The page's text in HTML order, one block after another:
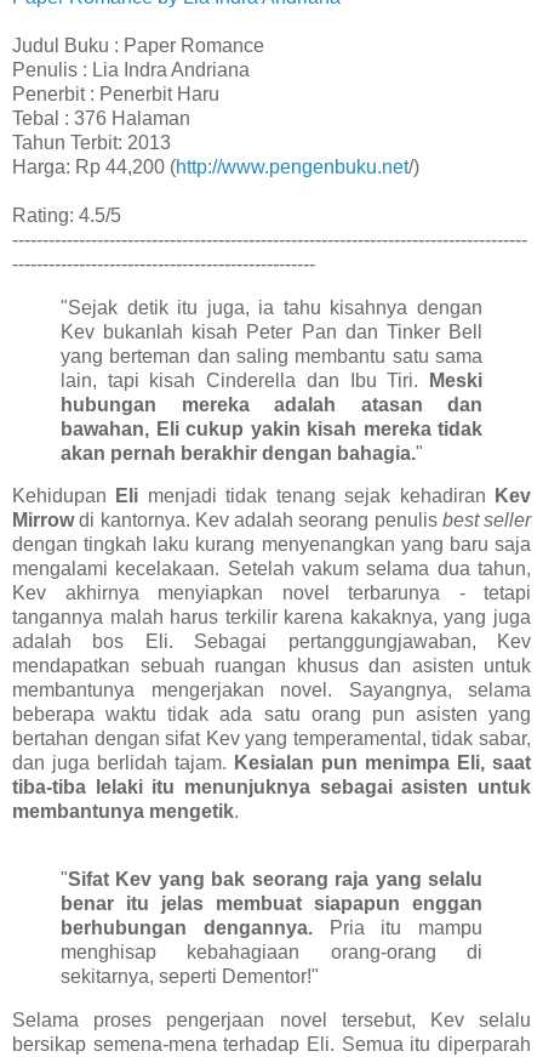
Judul Buku : Paper Romance
Penulis : Lia Indra Andriana
Penerbit : Penerbit Haru
Tebal : 376 Halaman
Tahun Terbit: 2013
Harga: Rp 44,200 (http://www.pengenbuku.net/)
Rating: 4.5/5
-------------------------------------------------------------------------------------
--------------------------------------------------
"Sejak detik itu juga, ia tahu kisahnya dengan
Kev bukanlah kisah Peter Pan dan Tinker Bell
yang berteman dan saling membantu satu sama
lain, tapi kisah Cinderella dan Ibu Tiri.
Meski
hubungan mereka adalah atasan dan
bawahan, Eli cukup yakin kisah mereka tidak
akan pernah berakhir dengan bahagia."
Kehidupan Eli menjadi tidak tenang sejak kehadiran
Kev
Mirrowdi kantornya. Kev adalah seorang penulis best seller
dengan tingkah laku kurang menyenangkan yang baru saja
mengalami kecelakaan. Setelah vakum selama dua tahun,
Kev akhirnya menyiapkan novel terbarunya - tetapi
tangannya malah harus terkilir karena kakaknya, yang juga
adalah bos Eli. Sebagai pertanggungjawaban, Kev
mendapatkan sebuah ruangan khusus dan asisten untuk
membantunya mengerjakan novel. Sayangnya, selama
beberapa waktu tidak ada satu orang pun asisten yang
bertahan dengan sifat Kev yang temperamental, tidak sabar,
dan juga berlidah tajam. Kesialan pun menimpa Eli, saat
tiba-tiba lelaki itu menunjuknya sebagai asisten untuk
membantunya mengetik.
"Sifat Kev yang bak seorang raja yang selalu
benar itu jelas membuat siapapun enggan
berhubungan dengannya.Pria itu mampu
menghisap kebahagiaan orang-orang di
sekitarnya, seperti Dementor!"
Selama proses pengerjaan novel tersebut, Kev selalu
bersikap semena-mena terhadap Eli. Semua itu diperparah